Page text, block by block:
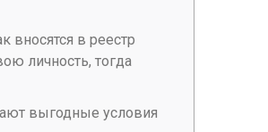
вносятся в реестр
личность, тогда
выгодные условия